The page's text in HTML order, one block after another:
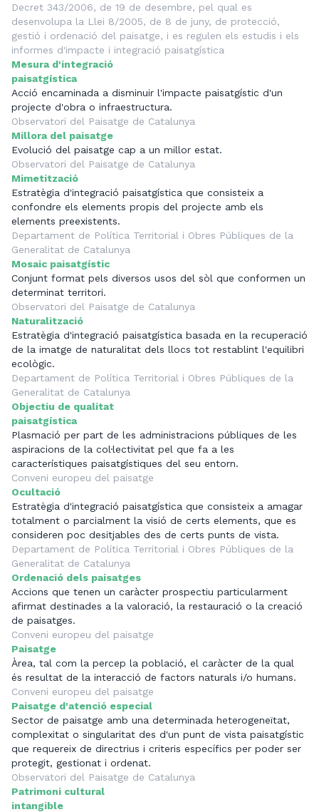
Decret 343/2006, de 19 de desembre, pel qual es
desenvolupa la Llei 8/2005, de 8 de juny, de protecció,
gestió i ordenació del paisatge, i es regulen els estudis i els
informes d'impacte i integració paisatgística
Mesura d'integració
paisatgística
Acció encaminada a disminuir l'impacte paisatgístic d'un
projecte d'obra o infraestructura.
Observatori del Paisatge de Catalunya
Millora del paisatge
Evolució del paisatge cap a un millor estat.
Observatori del Paisatge de Catalunya
Mimetització
Estratègia d'integració paisatgística que consisteix a
confondre els elements propis del projecte amb els
elements preexistents.
Departament de Política Territorial i Obres Públiques de la
Generalitat de Catalunya
Mosaic paisatgístic
Conjunt format pels diversos usos del sòl que conformen un
determinat territori.
Observatori del Paisatge de Catalunya
Naturalització
Estratègia d'integració paisatgística basada en la recuperació
de la imatge de naturalitat dels llocs tot restablint l'equilibri
ecològic.
Departament de Política Territorial i Obres Públiques de la
Generalitat de Catalunya
Objectiu de qualitat
paisatgística
Plasmació per part de les administracions públiques de les
aspiracions de la col·lectivitat pel que fa a les
característiques paisatgístiques del seu entorn.
Conveni europeu del paisatge
Ocultació
Estratègia d'integració paisatgística que consisteix a amagar
totalment o parcialment la visió de certs elements, que es
consideren poc desitjables des de certs punts de vista.
Departament de Política Territorial i Obres Públiques de la
Generalitat de Catalunya
Ordenació dels paisatges
Accions que tenen un caràcter prospectiu particularment
afirmat destinades a la valoració, la restauració o la creació
de paisatges.
Conveni europeu del paisatge
Paisatge
Àrea, tal com la percep la població, el caràcter de la qual
és resultat de la interacció de factors naturals i/o humans.
Conveni europeu del paisatge
Paisatge d'atenció especial
Sector de paisatge amb una determinada heterogeneïtat,
complexitat o singularitat des d'un punt de vista paisatgístic
que requereix de directrius i criteris específics per poder ser
protegit, gestionat i ordenat.
Observatori del Paisatge de Catalunya
Patrimoni cultural
intangible